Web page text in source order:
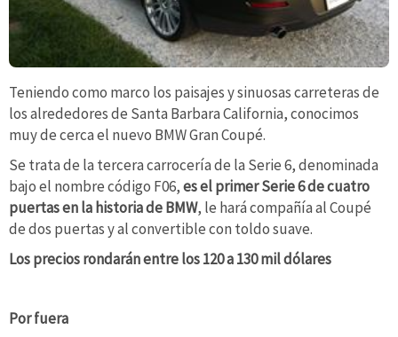
Teniendo como marco los paisajes y sinuosas carreteras de
los alrededores de Santa Barbara California, conocimos
muy de cerca el nuevo BMW Gran Coupé.
Se trata de la tercera carrocería de la Serie 6, denominada
bajo el nombre código F06,es el primer Serie 6 de cuatro
puertas en la historia de BMW, le hará compañía al Coupé
de dos puertas y al convertible con toldo suave.
Los precios rondarán entre los 120 a 130 mil dólares
Por fuera